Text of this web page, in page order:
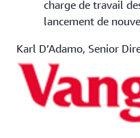
charge de travail
lancement de
Karl D’Adamo, Senior